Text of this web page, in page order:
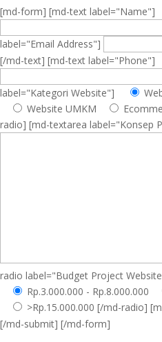
[md-form] [md-text label="Name"]
label="Email Address"]
[/md-text] [md-text label="Phone"]
label="Kategori Website"]
Website UMKM
radio] [md-textarea label="Konsep
radio label="Budget Project
Rp.3.000.000 - Rp.8.000.000
>Rp.15.000.000 [/md-radio]
[/md-submit] [/md-form]